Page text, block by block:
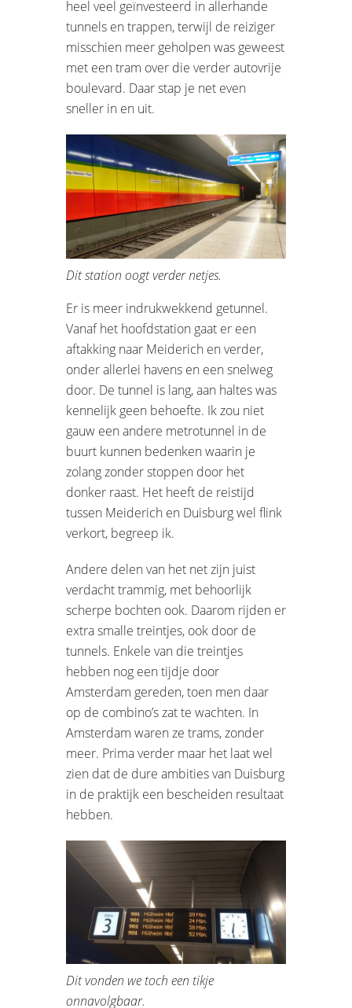
heel veel geïnvesteerd in allerhande
tunnels en trappen, terwijl de reiziger
misschien meer geholpen was geweest
met een tram over die verder autovrije
boulevard. Daar stap je net even
sneller in en uit.
Dit station oogt verder netjes.
Er is meer indrukwekkend getunnel.
Vanaf het hoofdstation gaat er een
aftakking naar Meiderich en verder,
onder allerlei havens en een snelweg
door. De tunnel is lang, aan haltes was
kennelijk geen behoefte. Ik zou niet
gauw een andere metrotunnel in de
buurt kunnen bedenken waarin je
zolang zonder stoppen door het
donker raast. Het heeft de reistijd
tussen Meiderich en Duisburg wel flink
verkort, begreep ik.
Andere delen van het net zijn juist
verdacht trammig, met behoorlijk
scherpe bochten ook. Daarom rijden er
extra smalle treintjes, ook door de
tunnels. Enkele van die treintjes
hebben nog een tijdje door
Amsterdam gereden, toen men daar
op de combino’s zat te wachten. In
Amsterdam waren ze trams, zonder
meer. Prima verder maar het laat wel
zien dat de dure ambities van Duisburg
in de praktijk een bescheiden resultaat
hebben.
Dit vonden we toch een tikje
onnavolgbaar.